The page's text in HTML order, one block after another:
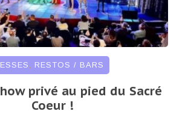
RESTOS / BARS
privé au pied du Sacré
Coeur !